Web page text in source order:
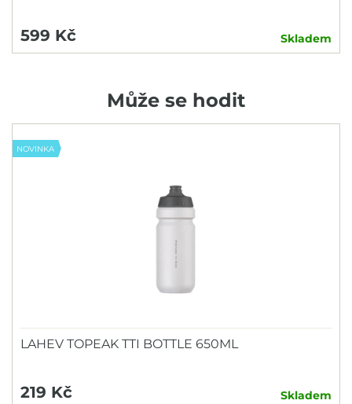
599 Kč Skladem
Může se hodit
NOVINKA
LAHEV TOPEAK TTI BOTTLE 650ML
219 Kč Skladem